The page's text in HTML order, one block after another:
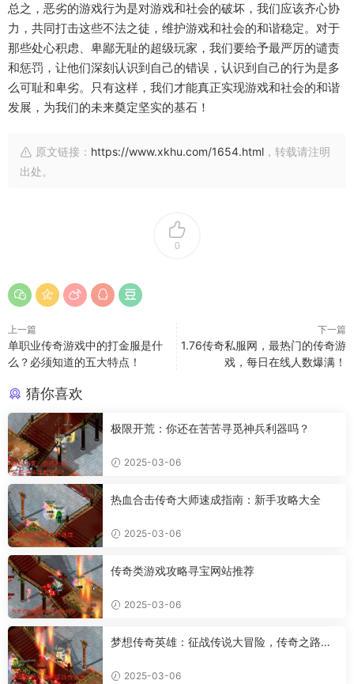
总之，恶劣的游戏行为是对游戏和社会的破坏，我们应该齐心协
力，共同打击这些不法之徒，维护游戏和社会的和谐稳定。对于
那些处心积虑、卑鄙无耻的超级玩家，我们要给予最严厉的谴责
和惩罚，让他们深刻认识到自己的错误，认识到自己的行为是多
么可耻和卑劣。只有这样，我们才能真正实现游戏和社会的和谐
发展，为我们的未来奠定坚实的基石！
原文链接： https://www.xkhu.com/1654.html ，转载请注明
出处。
0
上一篇
单职业传奇游戏中的打金服是什
么？必须知道的五大特点！
下一篇
1.76传奇私服网，最热门的传奇游
戏，每日在线人数爆满！
猜你喜欢
极限开荒：你还在苦苦寻觅神兵利器吗？
2025-03-06
热血合击传奇大师速成指南：新手攻略大全
2025-03-06
传奇类游戏攻略寻宝网站推荐
2025-03-06
梦想传奇英雄：征战传说大冒险，传奇之路何
2025-03-06